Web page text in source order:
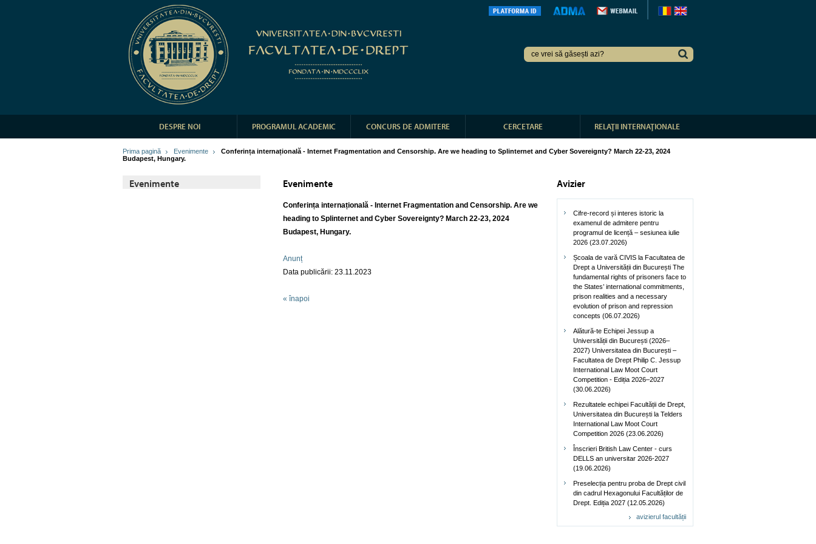
DESPRE NOI PROGRAMUL ACADEMIC CONCURS DE ADMITERE CERCETARE RELAŢII INTERNAŢIONALE
Prima pagină Evenimente
Conferința internațională - Internet Fragmentation and Censorship. Are we heading to Splinternet and Cyber Sovereignty? March 22-23, 2024
Budapest, Hungary.
Evenimente Evenimente
Conferința internațională - Internet Fragmentation and Censorship. Are we
heading to Splinternet and Cyber Sovereignty? March 22-23, 2024
Budapest, Hungary.
Anunț
Data publicării: 23.11.2023
« înapoi
Avizier
Cifre-record și interes istoric la
examenul de admitere pentru
programul de licență – sesiunea iulie
2026 (23.07.2026)
Școala de vară CIVIS la Facultatea de
Drept a Universității din București The
fundamental rights of prisoners face to
the States’ international commitments,
prison realities and a necessary
evolution of prison and repression
concepts (06.07.2026)
Alătură-te Echipei Jessup a
Universității din București (2026–
2027) Universitatea din București –
Facultatea de Drept Philip C. Jessup
International Law Moot Court
Competition - Ediția 2026–2027
(30.06.2026)
Rezultatele echipei Facultății de Drept,
Universitatea din București la Telders
International Law Moot Court
Competition 2026 (23.06.2026)
Înscrieri British Law Center - curs
DELLS an universitar 2026-2027
(19.06.2026)
Preselecția pentru proba de Drept civil
din cadrul Hexagonului Facultăților de
Drept. Ediția 2027 (12.05.2026)
avizierul facultății